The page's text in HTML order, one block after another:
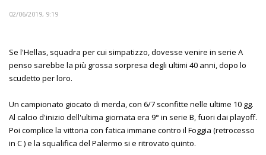
02/06/2019, 9:19
Se l'Hellas, squadra per cui simpatizzo, dovesse venire in serie A
penso sarebbe la più grossa sorpresa degli ultimi 40 anni, dopo lo
scudetto per loro.
Un campionato giocato di merda, con 6/7 sconfitte nelle ultime 10 gg.
Al calcio d'inizio dell'ultima giornata era 9° in serie B, fuori dai playoff.
Poi complice la vittoria con fatica immane contro il Foggia (retrocesso
in C ) e la squalifica del Palermo si e ritrovato quinto.